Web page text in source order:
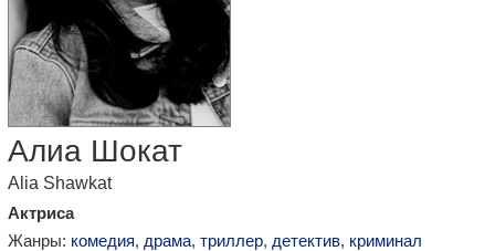
Алиа Шокат
Alia Shawkat
Актриса
Жанры: комедия, драма, триллер, детектив, криминал